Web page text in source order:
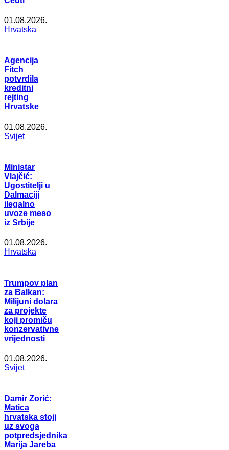
01.08.2026.
Hrvatska
Agencija
Fitch
potvrdila
kreditni
rejting
Hrvatske
01.08.2026.
Svijet
Ministar
Vlajčić:
Ugostitelji u
Dalmaciji
ilegalno
uvoze meso
iz Srbije
01.08.2026.
Hrvatska
Trumpov plan
za Balkan:
Milijuni dolara
za projekte
koji promiču
konzervativne
vrijednosti
01.08.2026.
Svijet
Damir Zorić:
Matica
hrvatska stoji
uz svoga
potpredsjednika
Marija Jareba